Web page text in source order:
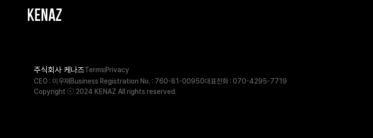
주식회사 케나즈Terms Privacy
CEO : 이우재 Business Registration No. : 760-81-00950대표전화 : 070-4295-7719
Copyright ⓒ 2024 KENAZ All rights reserved.